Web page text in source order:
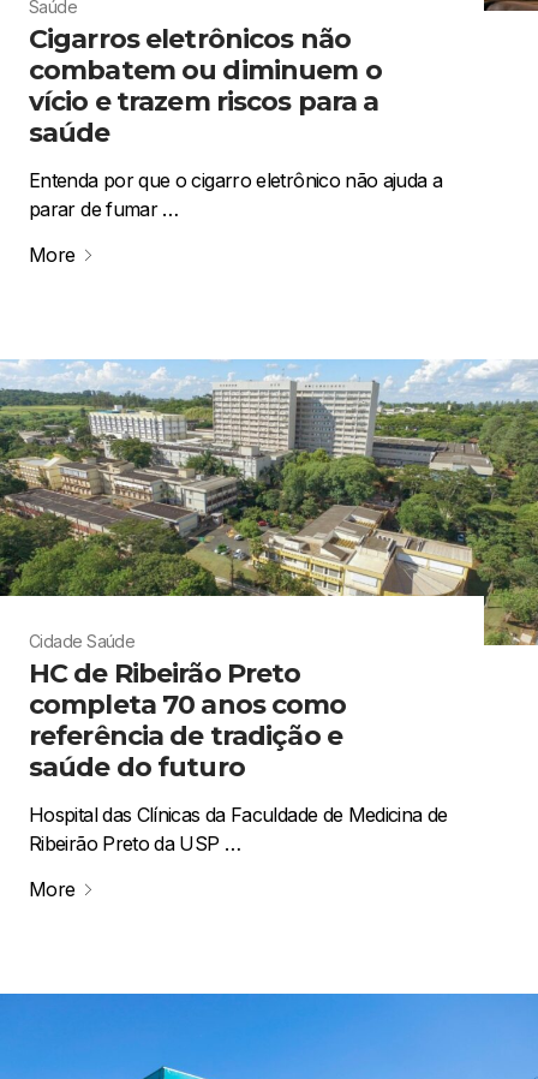
Saúde
Cigarros eletrônicos não
combatem ou diminuem o
vício e trazem riscos para a
saúde
Entenda por que o cigarro eletrônico não ajuda a
parar de fumar …
More
Cidade Saúde
HC de Ribeirão Preto
completa 70 anos como
referência de tradição e
saúde do futuro
Hospital das Clínicas da Faculdade de Medicina de
Ribeirão Preto da USP …
More